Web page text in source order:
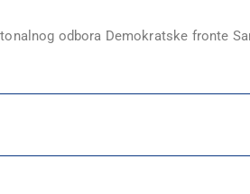
odbora Demokratske fronte